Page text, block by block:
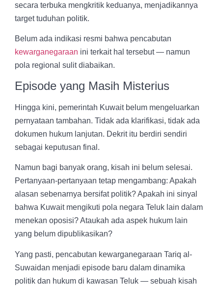
secara terbuka mengkritik keduanya, menjadikannya
target tuduhan politik.
Belum ada indikasi resmi bahwa pencabutan
kewarganegaraan ini terkait hal tersebut — namun
pola regional sulit diabaikan.
Episode yang Masih Misterius
Hingga kini, pemerintah Kuwait belum mengeluarkan
pernyataan tambahan. Tidak ada klarifikasi, tidak ada
dokumen hukum lanjutan. Dekrit itu berdiri sendiri
sebagai keputusan final.
Namun bagi banyak orang, kisah ini belum selesai.
Pertanyaan-pertanyaan tetap mengambang: Apakah
alasan sebenarnya bersifat politik? Apakah ini sinyal
bahwa Kuwait mengikuti pola negara Teluk lain dalam
menekan oposisi? Ataukah ada aspek hukum lain
yang belum dipublikasikan?
Yang pasti, pencabutan kewarganegaraan Tariq al-
Suwaidan menjadi episode baru dalam dinamika
politik dan hukum di kawasan Teluk — sebuah kisah